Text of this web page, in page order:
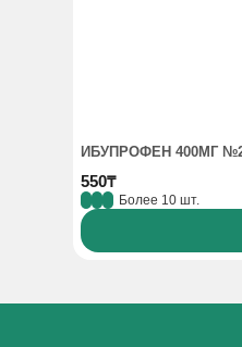
ИБУПРОФЕН 400МГ
550₸
Более 10 шт.